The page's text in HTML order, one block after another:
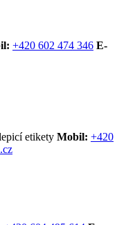
+420 602 474 346 E-
etikety Mobil: +420